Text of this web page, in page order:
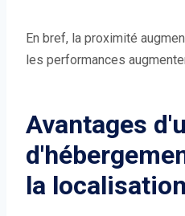
En bref, la proximité
les performances
Avantages
la localisation